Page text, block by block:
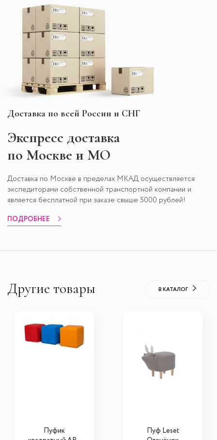
Доставка по всей России и СНГ
Экспресс доставка
по Москве и МО
Доставка по Москве в пределах МКАД осуществляется
экспедиторами собственной транспортной компании и
является бесплатной при заказе свыше 5000 рублей!
ПОДРОБНЕЕ
Другие товары В КАТАЛОГ
Пуфик
Пуф Leset